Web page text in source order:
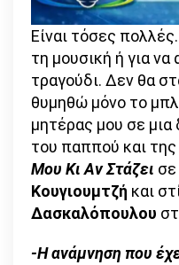
Είναι τόσες
τη μουσική ή για
τραγούδι. Δεν θα
θυμηθώ μόνο το
μητέρας μου σε μια
του παππού και της
Μου Κι Αν Στάζει σε
Κουγιουμτζή και
Δασκαλόπουλου
-Η ανάμνηση που